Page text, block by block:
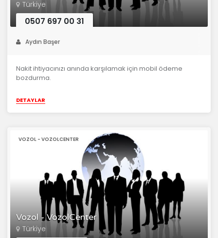
Türkiye
0507 697 00 31
Aydın Başer
Nakit ihtiyacınızı anında karşılamak için mobil ödeme
bozdurma.
DETAYLAR
Vozol - VozolCenter
VOZOL - VOZOLCENTER
Türkiye